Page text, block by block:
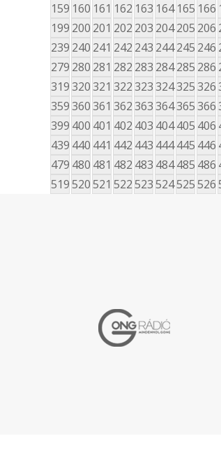
159 160 161 162 163 164 165 166
199 200 201 202 203 204205 206
239 240 241 242 243 244245 246
279 280 281 282 283 284285 286
319320321 322323324325326
359360361 362363364365366
399 400 401 402 403 404405 406
439 440 441 442 443 444445 446
479 480 481 482 483 484485 486
519520521 522523524525526